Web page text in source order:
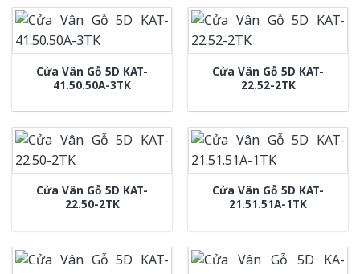
Cửa Vân Gỗ 5D KAT-
41.50.50A-3TK
Cửa Vân Gỗ 5D KAT-
22.52-2TK
Cửa Vân Gỗ 5D KAT-
22.50-2TK
Cửa Vân Gỗ 5D KAT-
21.51.51A-1TK